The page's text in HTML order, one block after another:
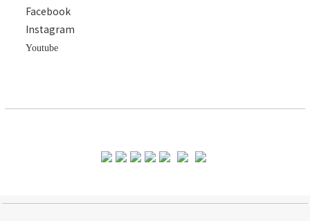
Facebook
Instagram
Youtube